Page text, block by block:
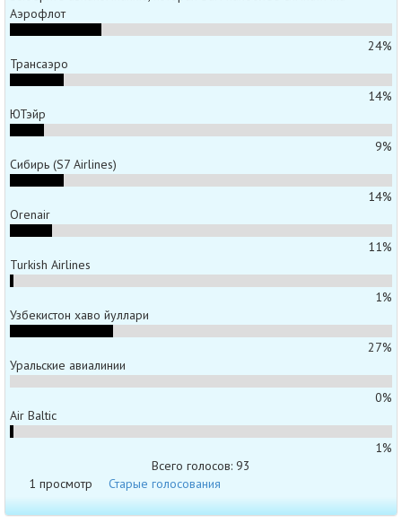
Аэрофлот
24%
Трансаэро
14%
ЮТэйр
9%
Сибирь (S7 Airlines)
14%
Orenair
11%
Turkish Airlines
1%
Узбекистон хаво йуллари
27%
Уральские авиалинии
0%
Air Baltic
1%
Всего голосов: 93
1 просмотр
Старые голосования